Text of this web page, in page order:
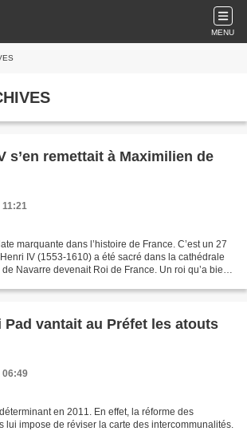
MENU
s’en remettait à Maximilien de
11:21
marquante dans l’histoire de France. C’est un 27
IV (1553-1610) a été sacré dans la cathédrale
Navarre devenait Roi de France. Un roi qu’a bien
Pad vantait au Préfet les atouts
06:49
en 2011. En effet, la réforme des
lui impose de réviser la carte des intercommunalités.